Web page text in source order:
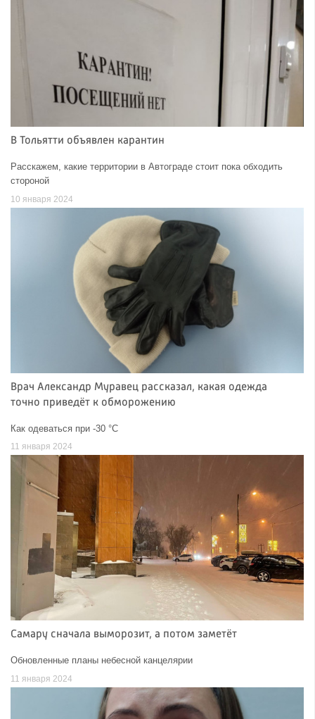
В Тольятти объявлен карантин
Расскажем, какие территории в Автограде стоит пока обходить
стороной
10 января 2024
Врач Александр Муравец рассказал, какая одежда
точно приведёт к обморожению
Как одеваться при -30 °C
11 января 2024
Самару сначала выморозит, а потом заметёт
Обновленные планы небесной канцелярии
11 января 2024